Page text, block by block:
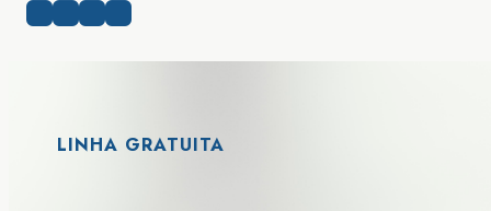
LINHA GRATUITA